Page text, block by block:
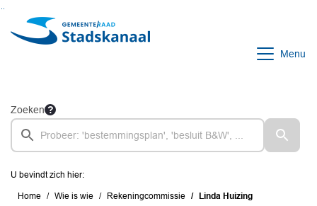
Ga naar de inhoud van deze pagina
Ga naar het zoeken
Ga naar het menu
Menu
Zoeken
U bevindt zich hier:
Home Wie is wie Rekeningcommissie Linda Huizing